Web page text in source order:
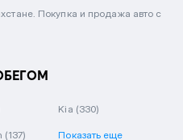
Покупка и продажа авто с
Kia (330)
(137) Показать еще